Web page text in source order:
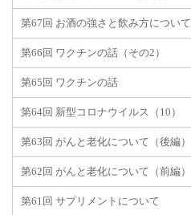
第67回 お酒の強さと飲み方について
第66回 ワクチンの話（その2）
第65回 ワクチンの話
第64回 新型コロナウイルス（10）
第63回 がんと老化について（後編）
第62回 がんと老化について（前編）
第61回 サプリメントについて